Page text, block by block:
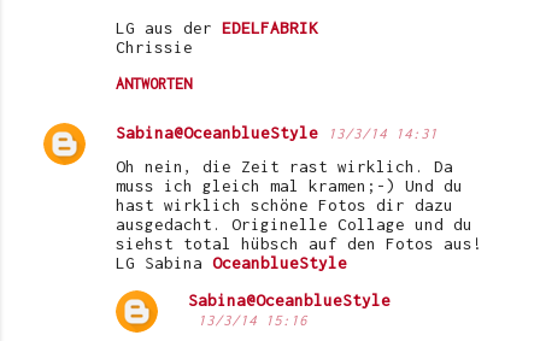
LG aus der EDELFABRIK
Chrissie
ANTWORTEN
Sabina@OceanblueStyle 13/3/14 14:31
Oh nein, die Zeit rast wirklich. Da
muss ich gleich mal kramen;-) Und du
hast wirklich schöne Fotos dir dazu
ausgedacht. Originelle Collage und du
siehst total hübsch auf den Fotos aus!
LG Sabina OceanblueStyle
Sabina@OceanblueStyle
13/3/14 15:16